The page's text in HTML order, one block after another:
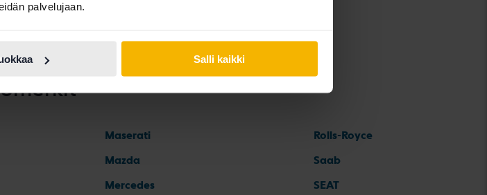
palvelujaan.
Salli kaikki
Maserati
Mazda
Mercedes
Rolls-Royce
Saab
SEAT